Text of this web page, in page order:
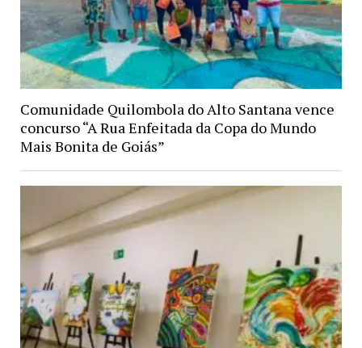
Comunidade Quilombola do Alto Santana vence
concurso “A Rua Enfeitada da Copa do Mundo
Mais Bonita de Goiás”